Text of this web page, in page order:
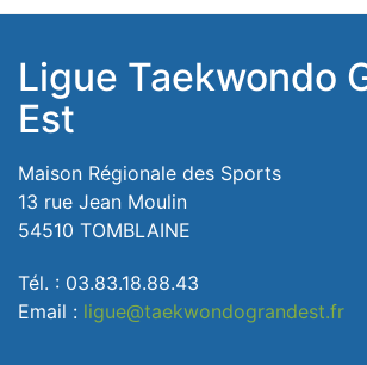
Ligue Taekwondo
Est
Maison Régionale des Sports
13 rue Jean Moulin
54510 TOMBLAINE
Tél. : 03.83.18.88.43
Email : ligue@taekwondograndest.fr